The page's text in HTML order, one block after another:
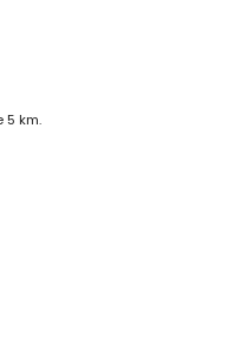
de 5 kilómetros del
de 10 kilómetros del
senderismo, ciclismo de
kayak, pesca, buceo,
5 kilómetros de la villa)
5 km.